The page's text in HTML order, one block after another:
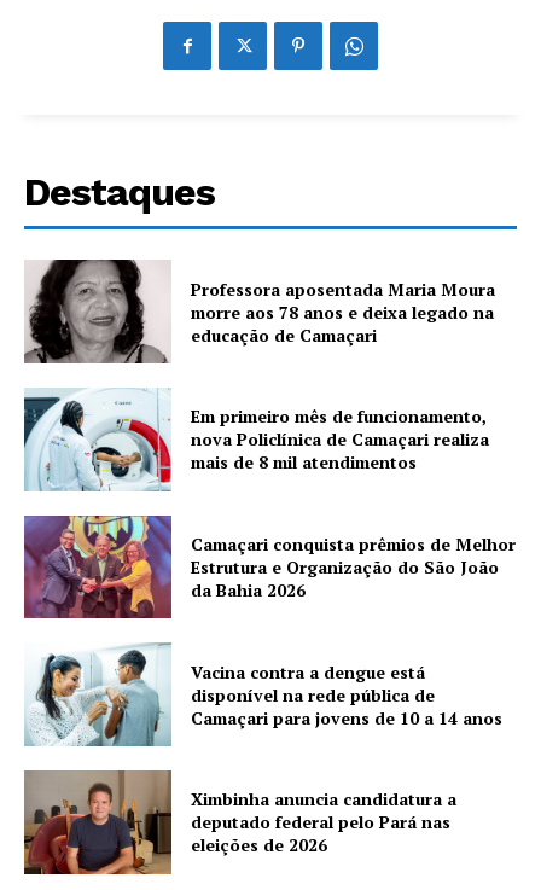
Destaques
Professora aposentada Maria Moura
morre aos 78 anos e deixa legado na
educação de Camaçari
Em primeiro mês de funcionamento,
nova Policlínica de Camaçari realiza
mais de 8 mil atendimentos
Camaçari conquista prêmios de Melhor
Estrutura e Organização do São João
da Bahia 2026
Vacina contra a dengue está
disponível na rede pública de
Camaçari para jovens de 10 a 14 anos
Ximbinha anuncia candidatura a
deputado federal pelo Pará nas
eleições de 2026